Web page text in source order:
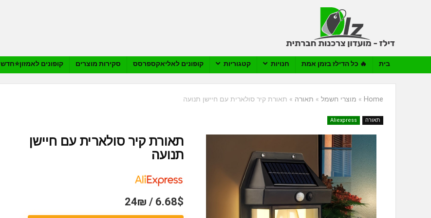
בית 🔥 כל הדילז בזמן אמת חנויות קטגוריות קופונים לאליאקספרסס סקירות מוצרים קופונים לאמזון⭐️חדש
Home
» מוצרי חשמל » תאורה » תאורת קיר סולארית עם חיישן תנועה
תאורה Aliexpress
תאורת קיר סולארית עם חיישן
תנועה
6.68$ / 24₪